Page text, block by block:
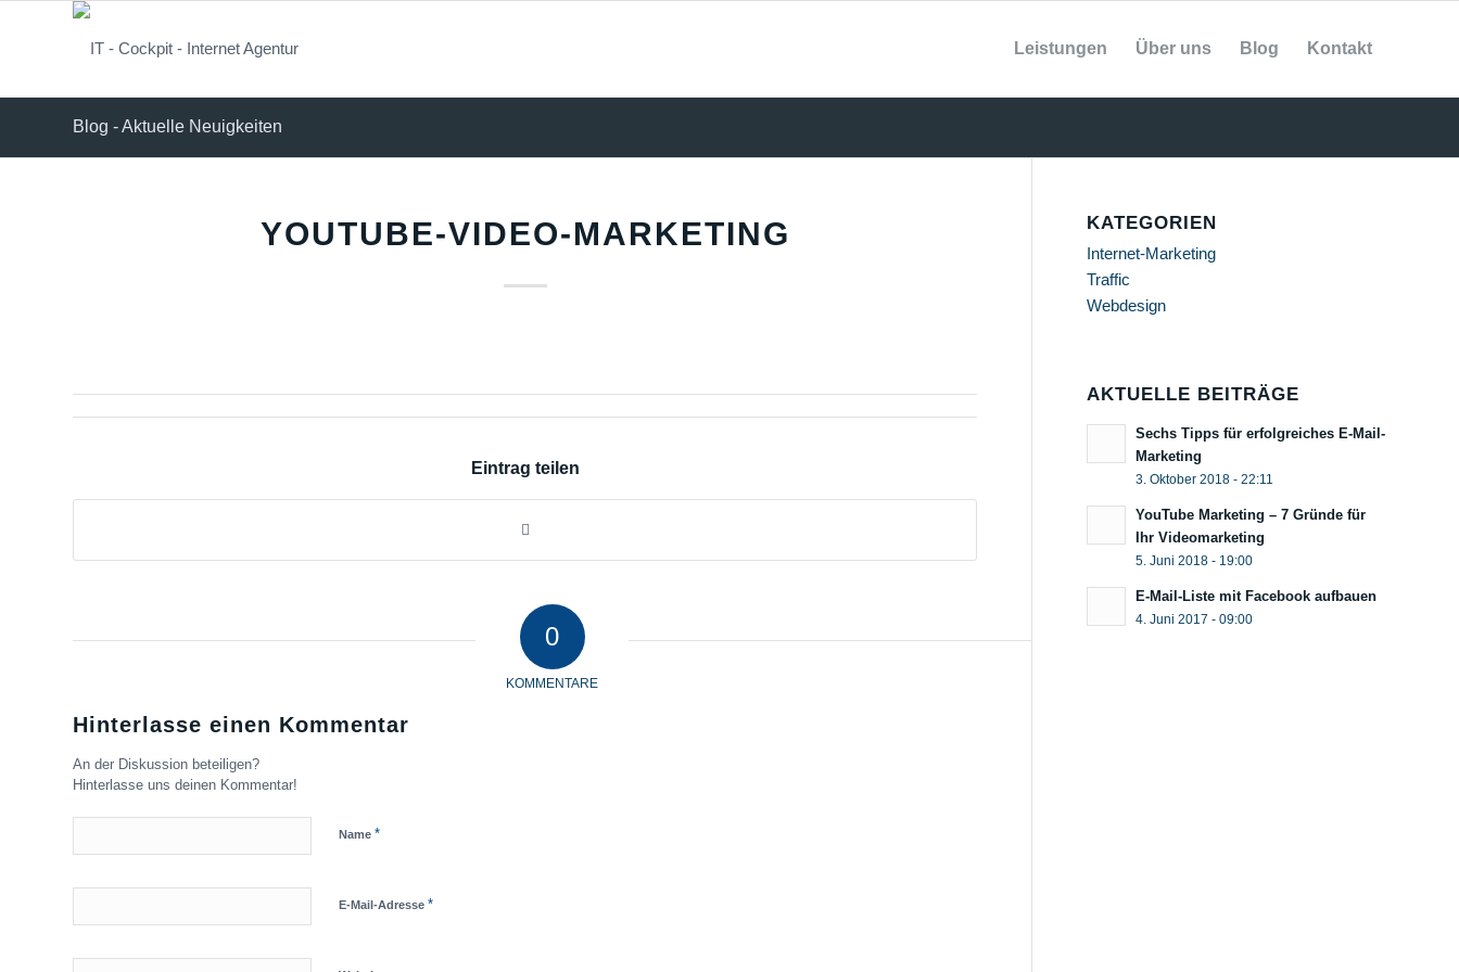
Leistungen Über uns Blog Kontakt
Blog - Aktuelle Neuigkeiten
YOUTUBE-VIDEO-MARKETING
Eintrag teilen
0
KOMMENTARE
Hinterlasse einen Kommentar
An der Diskussion beteiligen?
Hinterlasse uns deinen Kommentar!
Name *
E-Mail-Adresse *
KATEGORIEN
Internet-Marketing
Traffic
Webdesign
AKTUELLE BEITRÄGE
Sechs Tipps für erfolgreiches E-Mail-
Marketing
3. Oktober 2018 - 22:11
YouTube Marketing – 7 Gründe für
Ihr Videomarketing
5. Juni 2018 - 19:00
E-Mail-Liste mit Facebook aufbauen
4. Juni 2017 - 09:00